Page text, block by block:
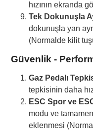
hızının ekranda
Tek Dokunuşla
dokunuşla yan
(Normalde kilit
Güvenlik -
Gaz Pedalı
tepkisinin daha
ESC Spor ve
modu ve
eklenmesi